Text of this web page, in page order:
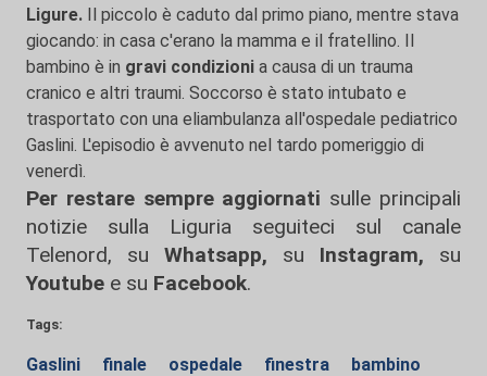
Ligure. Il piccolo è caduto dal primo piano, mentre stava
giocando: in casa c'erano la mamma e il fratellino. Il
bambino è in gravi condizioni a causa di un trauma
cranico e altri traumi. Soccorso è stato intubato e
trasportato con una eliambulanza all'ospedale pediatrico
Gaslini. L'episodio è avvenuto nel tardo pomeriggio di
venerdì.
Per restare sempre aggiornati sulle principali
notizie sulla Liguria seguiteci sul canale
Telenord, su
Whatsapp, su Instagram, su
Youtube e su Facebook.
Tags:
Gaslini finale ospedale finestra bambino